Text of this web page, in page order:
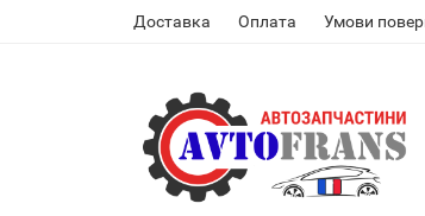
Доставка Оплата Умови